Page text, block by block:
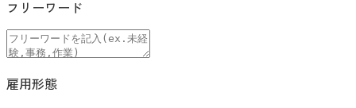
フリーワード
雇用形態